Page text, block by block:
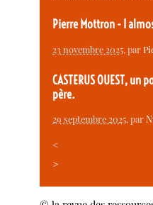
Pierre Mottron - I
23 novembre 2025, par
CASTERUS OUEST, un
père.
29 septembre 2025, par
<
>